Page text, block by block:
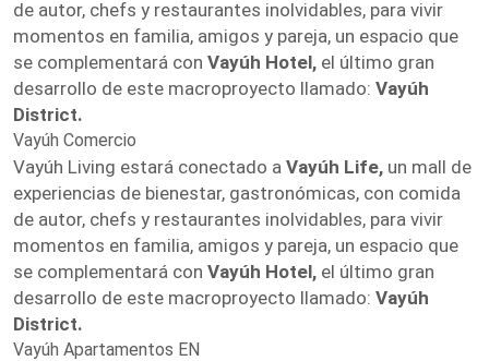
de autor, chefs y restaurantes inolvidables, para vivir
momentos en familia, amigos y pareja, un espacio que
se complementará con Vayúh Hotel, el último gran
desarrollo de este macroproyecto llamado: Vayúh
District.
Vayúh Comercio
Vayúh Living estará conectado a Vayúh Life, un mall de
experiencias de bienestar, gastronómicas, con comida
de autor, chefs y restaurantes inolvidables, para vivir
momentos en familia, amigos y pareja, un espacio que
se complementará con Vayúh Hotel, el último gran
desarrollo de este macroproyecto llamado: Vayúh
District.
Vayúh Apartamentos EN